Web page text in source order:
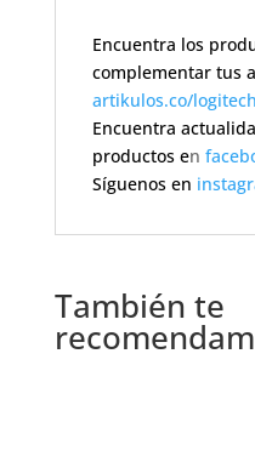
Encuentra los
complementar tus
artikulos.co/logitech
Encuentra
productos en
Síguenos en
También te